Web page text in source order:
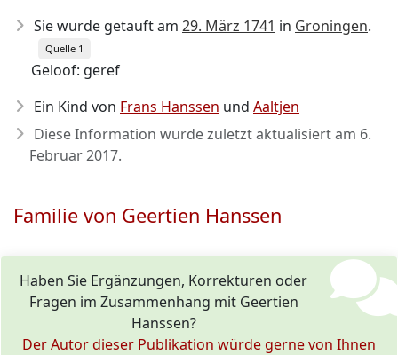
Sie wurde getauft am 29. März 1741 in Groningen.
Quelle 1
Geloof: geref
Ein Kind von Frans Hanssen und Aaltjen
Diese Information wurde zuletzt aktualisiert am 6.
Februar 2017.
Familie von Geertien Hanssen
Haben Sie Ergänzungen, Korrekturen oder
Fragen im Zusammenhang mit Geertien
Hanssen?
Der Autor dieser Publikation würde gerne von Ihnen